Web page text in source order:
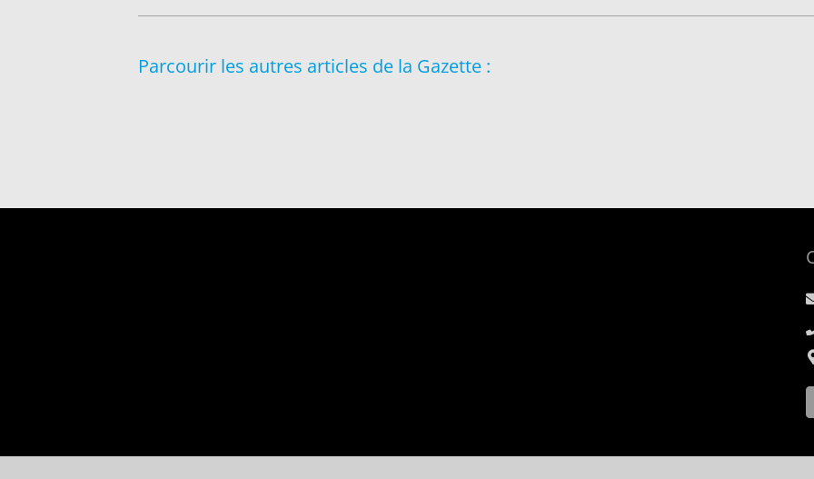
Parcourir les autres articles de la Gazette :